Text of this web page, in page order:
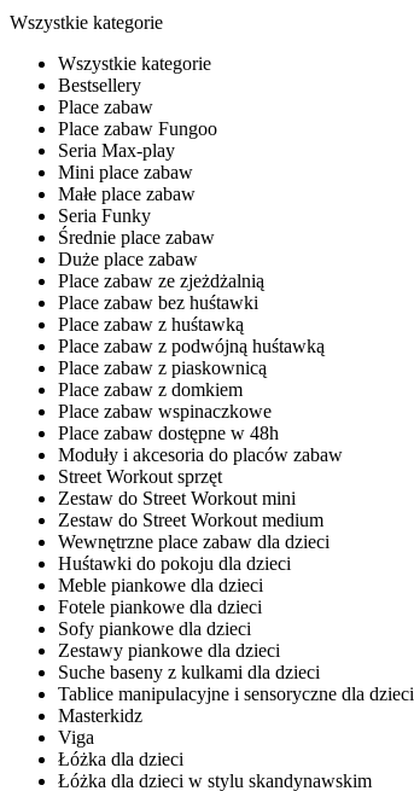
Wszystkie kategorie
Wszystkie kategorie
Bestsellery
Place zabaw
Place zabaw Fungoo
Seria Max-play
Mini place zabaw
Małe place zabaw
Seria Funky
Średnie place zabaw
Duże place zabaw
Place zabaw ze zjeżdżalnią
Place zabaw bez huśtawki
Place zabaw z huśtawką
Place zabaw z podwójną huśtawką
Place zabaw z piaskownicą
Place zabaw z domkiem
Place zabaw wspinaczkowe
Place zabaw dostępne w 48h
Moduły i akcesoria do placów zabaw
Street Workout sprzęt
Zestaw do Street Workout mini
Zestaw do Street Workout medium
Wewnętrzne place zabaw dla dzieci
Huśtawki do pokoju dla dzieci
Meble piankowe dla dzieci
Fotele piankowe dla dzieci
Sofy piankowe dla dzieci
Zestawy piankowe dla dzieci
Suche baseny z kulkami dla dzieci
Tablice manipulacyjne i sensoryczne dla dzieci
Masterkidz
Viga
Łóżka dla dzieci
Łóżka dla dzieci w stylu skandynawskim